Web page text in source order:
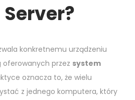
konkretnemu urządzeniu
oferowanych przez system
oznacza to, że wielu
z jednego komputera, który